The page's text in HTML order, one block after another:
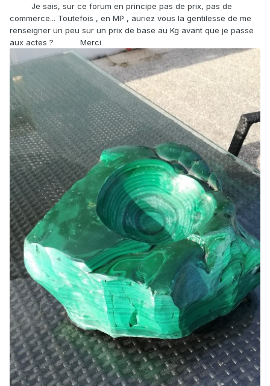
Je sais, sur ce forum en principe pas de prix, pas de
commerce... Toutefois , en MP , auriez vous la gentilesse de me
renseigner un peu sur un prix de base au Kg avant que je passe
aux actes ? Merci